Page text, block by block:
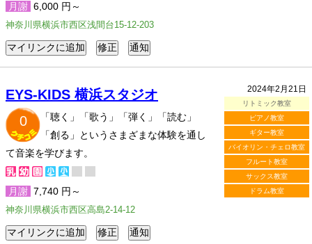
月謝 6,000 円～
神奈川県横浜市西区浅間台15-12-203
2024年2月21日
リトミック教室
ピアノ教室
ギター教室
バイオリン・チェロ教室
フルート教室
サックス教室
ドラム教室
EYS-KIDS 横浜スタジオ
0
「聴く」「歌う」「弾く」「読む」
「創る」というさまざまな体験を通し
て音楽を学びます。
月謝 7,740 円～
神奈川県横浜市西区高島2-14-12